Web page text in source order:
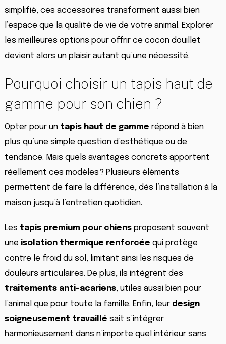
simplifié, ces accessoires transforment aussi bien
l’espace que la qualité de vie de votre animal. Explorer
les meilleures options pour offrir ce cocon douillet
devient alors un plaisir autant qu’une nécessité.
Pourquoi choisir un tapis haut de
gamme pour son chien ?
Opter pour un tapis haut de gamme répond à bien
plus qu’une simple question d’esthétique ou de
tendance. Mais quels avantages concrets apportent
réellement ces modèles ? Plusieurs éléments
permettent de faire la différence, dès l’installation à la
maison jusqu’à l’entretien quotidien.
Les tapis premium pour chiensproposent souvent
une isolation thermique renforcée qui protège
contre le froid du sol, limitant ainsi les risques de
douleurs articulaires. De plus, ils intègrent des
traitements anti-acariens, utiles aussi bien pour
l’animal que pour toute la famille. Enfin, leur design
soigneusement travaillé sait s’intégrer
harmonieusement dans n’importe quel intérieur sans